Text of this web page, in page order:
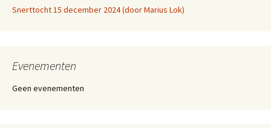
Snerttocht 15 december 2024 (door Marius Lok)
Evenementen
Geen evenementen